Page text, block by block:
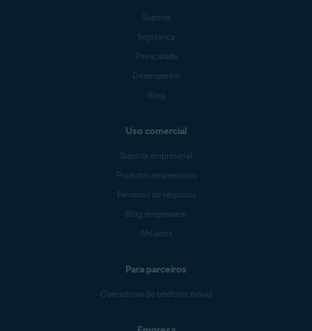
Suporte
Segurança
Privacidade
Desempenho
Blog
Uso comercial
Suporte empresarial
Produtos empresariais
Parceiros de negócios
Blog empresarial
Afiliados
Para parceiros
Operadoras de telefonia móvel